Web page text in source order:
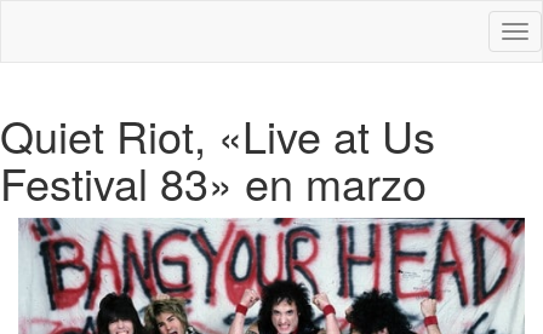
Quiet Riot, «Live at Us
Festival 83» en marzo